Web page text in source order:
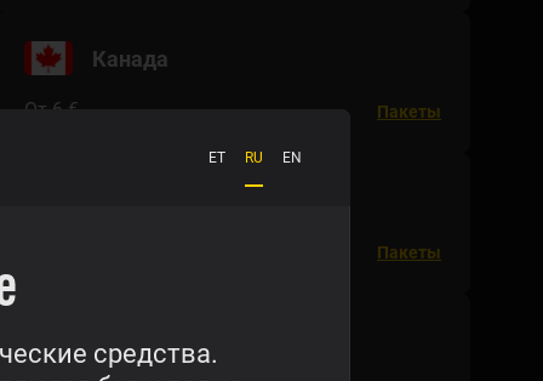
ET RU EN
средства.
Канада
От 6 € Пакеты
Пакеты